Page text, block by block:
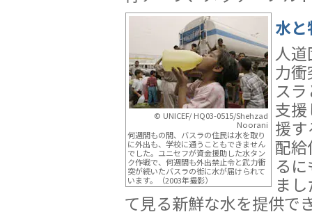
© UNICEF/ HQ03-0515/Shehzad
Noorani
何週間もの間、バスラの住民は水を取り
に外出も、学校に通うこともできません
でした。ユニセフが資金援助した水タン
ク作戦で、何週間も外出禁止令と武力衝
突が続いたバスラの街に水が届けられて
います。（2003年撮影）
水
人
力
ス
支
援
配給
る
ま
て見る新鮮な水を提供で